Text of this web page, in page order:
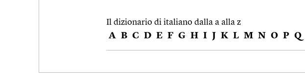
Il dizionario di italiano dalla a alla z
A B C D E F G H I J K L M N O P Q